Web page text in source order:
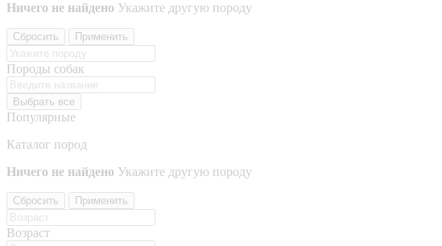
Ничего не найдено Укажите другую породу
Сбросить Применить
Породы собак
Выбрать все
Популярные
Каталог пород
Ничего не найдено Укажите другую породу
Сбросить Применить
Возраст